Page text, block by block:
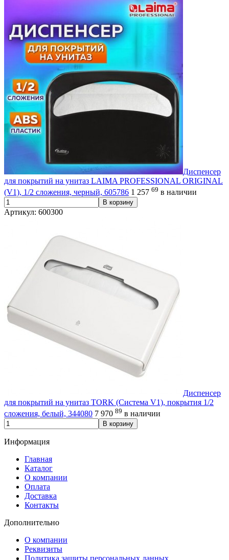
Диспенсер
для покрытий на унитаз LAIMA PROFESSIONAL ORIGINAL
(V1), 1/2 сложения, черный, 605786 1 257 69 в наличии
В корзину
Артикул: 600300
Диспенсер
для покрытий на унитаз TORK (Система V1), покрытия 1/2
сложения, белый, 344080 7 970 89 в наличии
В корзину
Информация
Главная
Каталог
О компании
Оплата
Доставка
Контакты
Дополнительно
О компании
Реквизиты